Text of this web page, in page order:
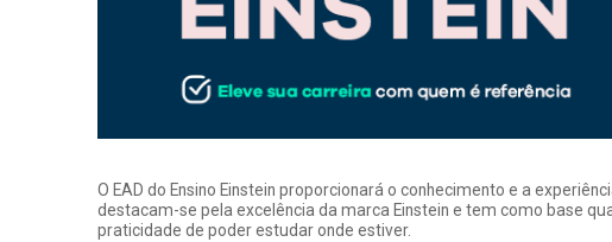
O EAD do Ensino Einstein proporcionará o conhecimento e a
destacam-se pela excelência da marca Einstein e tem como base
praticidade de poder estudar onde estiver.